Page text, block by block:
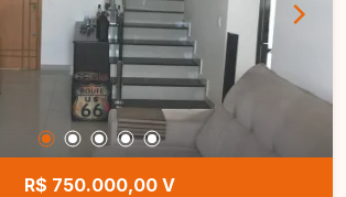
de lazer e confraternização.
oportunidade para quem
funcional, confortável e pronto
bairro Jardim Patrícia. Agende uma
conhecer todos os detalhes desta
R$ 750.000,00 V